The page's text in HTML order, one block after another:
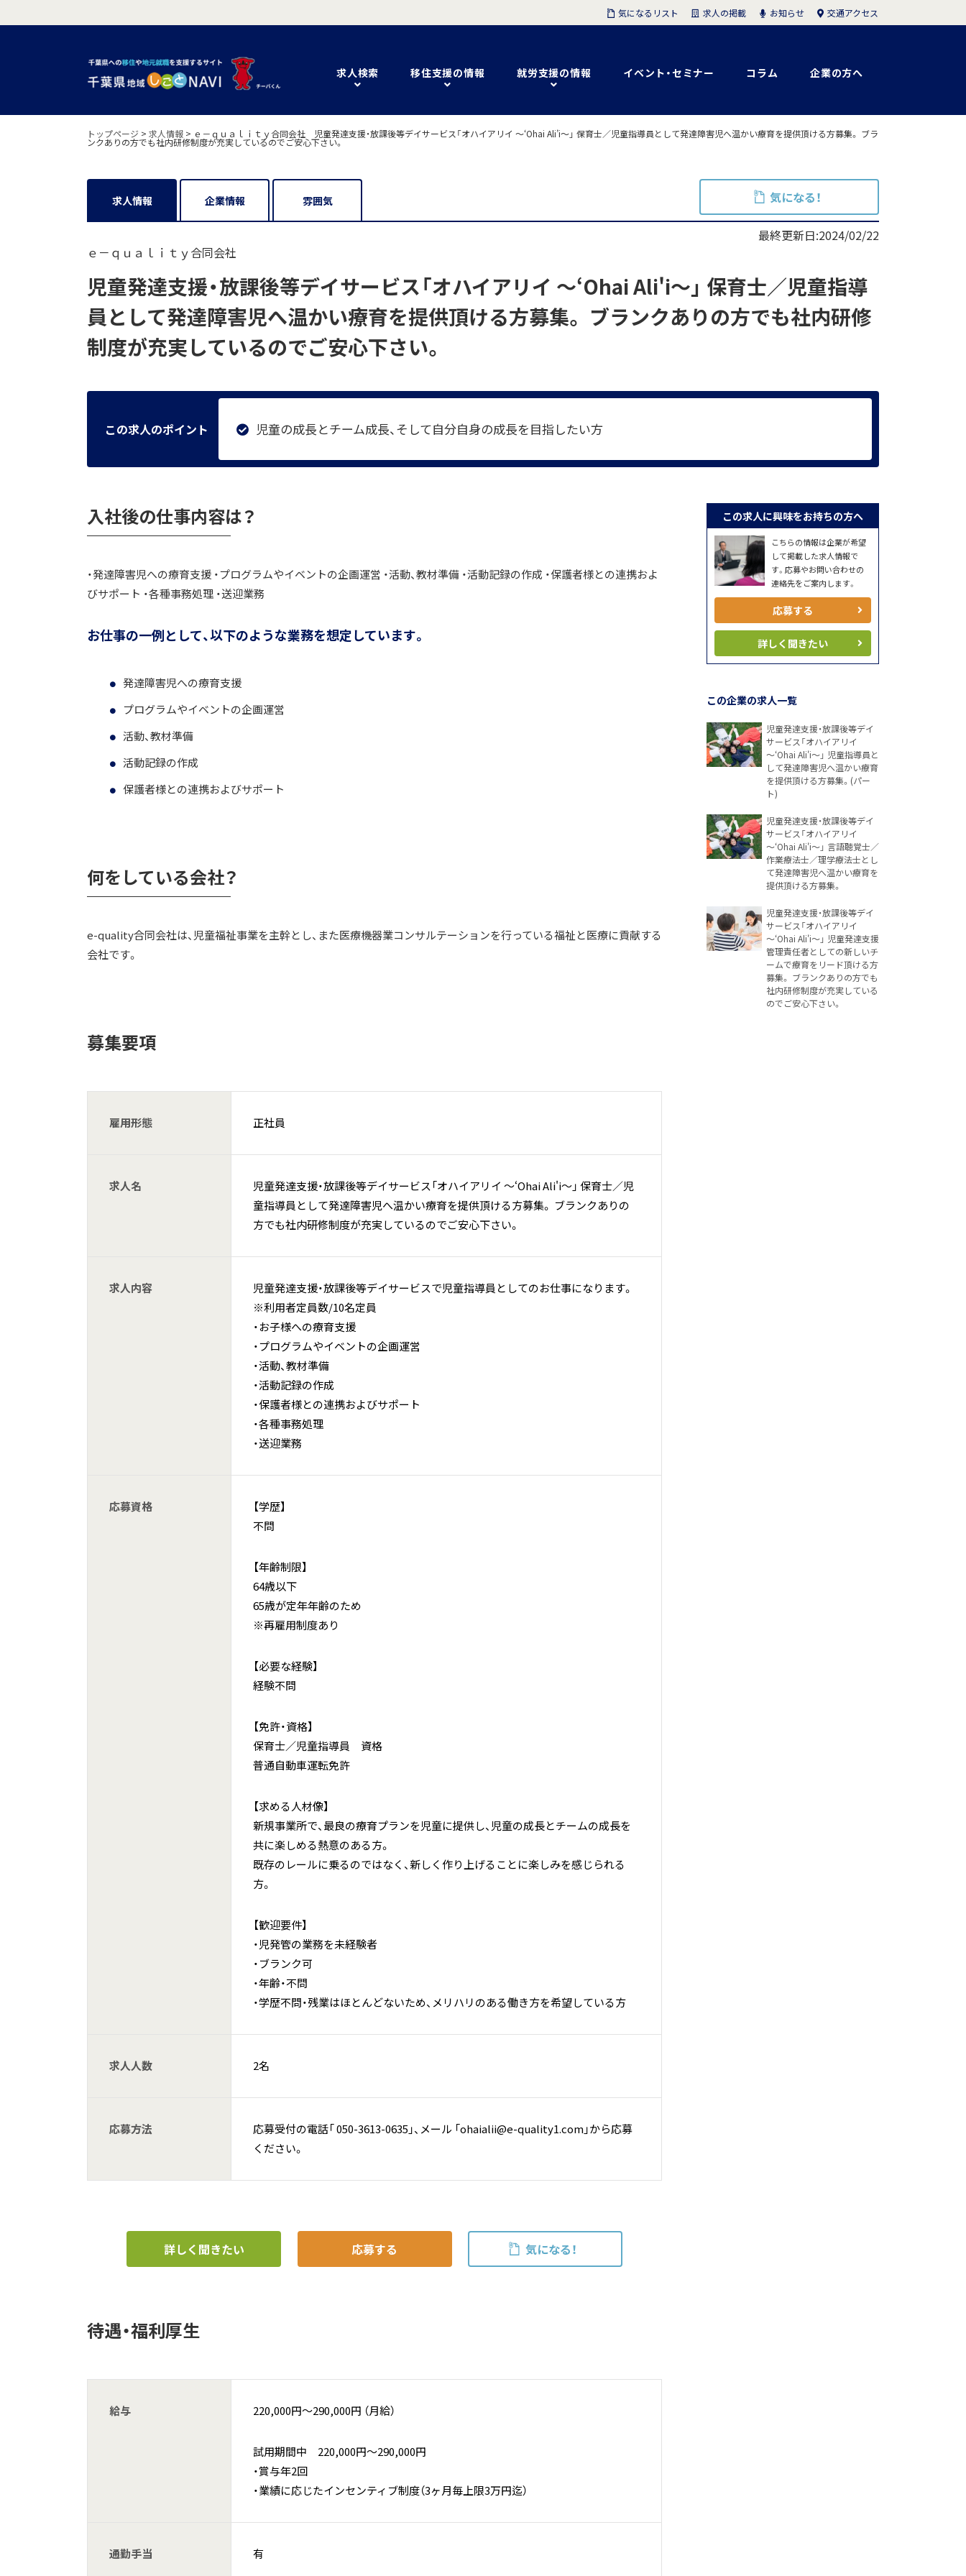
求人検索 移住支援の情報 就労支援の情報 イベント・セミナー コラム 企業の方へ
気になるリスト 求人の掲載 お知らせ 交通アクセス
トップページ > 求人情報 > ｅ－ｑｕａｌｉｔｙ合同会社 児童発達支援・放課後等デイサービス「オハイアリイ ～‘Ohai Ali’i～」 保育士／児童指導員として発達障害児へ温かい療育を提供頂ける方募集。 ブラ
ンクありの方でも社内研修制度が充実しているのでご安心下さい。
求人情報 企業情報 雰囲気 気になる！
最終更新日:2024/02/22
ｅ－ｑｕａｌｉｔｙ合同会社
児童発達支援・放課後等デイサービス「オハイアリイ ～‘Ohai Ali'i～」 保育士／児童指導
員として発達障害児へ温かい療育を提供頂ける方募集。 ブランクありの方でも社内研修
制度が充実しているのでご安心下さい。
この求人のポイント 児童の成長とチーム成長、そして自分自身の成長を目指したい方
入社後の仕事内容は？
・発達障害児への療育支援 ・プログラムやイベントの企画運営 ・活動、教材準備 ・活動記録の作成 ・保護者様との連携およ
びサポート ・各種事務処理 ・送迎業務
お仕事の一例として、以下のような業務を想定しています。
発達障害児への療育支援
プログラムやイベントの企画運営
活動、教材準備
活動記録の作成
保護者様との連携およびサポート
何をしている会社？
e-quality合同会社は、児童福祉事業を主幹とし、また医療機器業コンサルテーションを行っている福祉と医療に貢献する
会社です。
募集要項
雇用形態 正社員
求人名
児童発達支援・放課後等デイサービス「オハイアリイ ～‘Ohai Ali'i～」 保育士／児
童指導員として発達障害児へ温かい療育を提供頂ける方募集。 ブランクありの
方でも社内研修制度が充実しているのでご安心下さい。
求人内容
児童発達支援・放課後等デイサービスで児童指導員としてのお仕事になります。
※利用者定員数/10名定員
・お子様への療育支援
・プログラムやイベントの企画運営
・活動、教材準備
・活動記録の作成
・保護者様との連携およびサポート
・各種事務処理
・送迎業務
応募資格
【学歴】
不問
【年齢制限】
64歳以下
65歳が定年年齢のため
※再雇用制度あり
【必要な経験】
経験不問
【免許・資格】
保育士／児童指導員 資格
普通自動車運転免許
【求める人材像】
新規事業所で、最良の療育プランを児童に提供し、児童の成長とチームの成長を
共に楽しめる熱意のある方。
既存のレールに乗るのではなく、新しく作り上げることに楽しみを感じられる
方。
【歓迎要件】
・児発管の業務を未経験者
・ブランク可
・年齢・不問
・学歴不問・残業はほとんどないため、メリハリのある働き方を希望している方
求人人数 2名
応募方法
応募受付の電話「 050-3613-0635」、メール 「ohaialii@e-quality1.com」から応募
ください。
詳しく聞きたい 応募する 気になる！
待遇・福利厚生
給与 220,000円〜290,000円 （月給）
試用期間中 220,000円〜290,000円
・賞与年2回
・業績に応じたインセンティブ制度（3ヶ月毎上限3万円迄）
通勤手当 有
この求人に興味をお持ちの方へ
こちらの情報は企業が希望
して掲載した求人情報で
す。応募やお問い合わせの
連絡先をご案内します。
応募する
詳しく聞きたい
この企業の求人一覧
児童発達支援・放課後等デイ
サービス「オハイアリイ
～‘Ohai Ali'i～」 児童指導員と
して発達障害児へ温かい療育
を提供頂ける方募集。(パー
ト)
児童発達支援・放課後等デイ
サービス「オハイアリイ
～‘Ohai Ali'i～」 言語聴覚士／
作業療法士／理学療法士とし
て発達障害児へ温かい療育を
提供頂ける方募集。
児童発達支援・放課後等デイ
サービス「オハイアリイ
～‘Ohai Ali'i～」 児童発達支援
管理責任者としての新しいチ
ームで療育をリード頂ける方
募集。 ブランクありの方でも
社内研修制度が充実している
のでご安心下さい。